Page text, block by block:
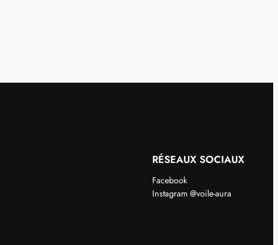
RÉSEAUX SOCIAUX
Facebook
Instagram @voile-aura